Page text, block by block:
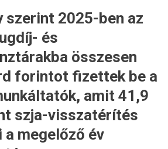
szerint 2025-ben az
és
összesen
forintot fizettek be a
amit 41,9
szja-visszatérítés
megelőző év